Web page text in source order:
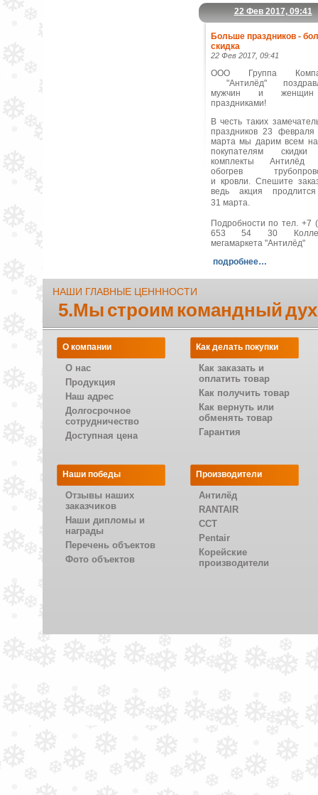
22 Фев 2017, 09:41
Больше праздников -
скидка
22 Фев 2017, 09:41
ООО Группа
"Антилёд"
мужчин и
праздниками!
В честь таких
праздников 23
марта мы дарим всем
покупателям
комплекты Антилёд
обогрев
и кровли. Спешите
ведь акция
31 марта.
Подробности по тел. +7
653 54 30
мегамаркета "Антилёд"
подробнее…
НАШИ ГЛАВНЫЕ ЦЕНННОСТИ
5.Мы строим командный
О компании
О нас
Продукция
Наш адрес
Долгосрочное
сотрудничество
Доступная цена
Как делать покупки
Как заказать и
оплатить товар
Как получить товар
Как вернуть или
обменять товар
Гарантия
Наши победы
Отзывы наших
заказчиков
Наши дипломы и
награды
Перечень объектов
Фото объектов
Производители
Антилёд
RANTAIR
CCT
Pentair
Корейские
производители